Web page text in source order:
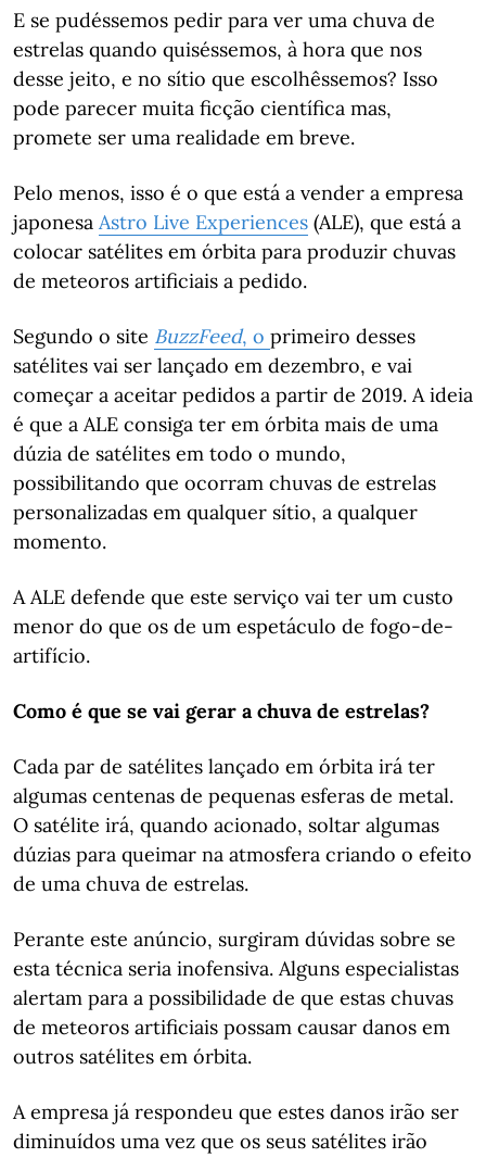
E se pudéssemos pedir para ver uma chuva de
estrelas quando quiséssemos, à hora que nos
desse jeito, e no sítio que escolhêssemos? Isso
pode parecer muita ficção científica mas,
promete ser uma realidade em breve.
Pelo menos, isso é o que está a vender a empresa
japonesa Astro Live Experiences (ALE), que está a
colocar satélites em órbita para produzir chuvas
de meteoros artificiais a pedido.
Segundo o site BuzzFeed, o primeiro desses
satélites vai ser lançado em dezembro, e vai
começar a aceitar pedidos a partir de 2019. A ideia
é que a ALE consiga ter em órbita mais de uma
dúzia de satélites em todo o mundo,
possibilitando que ocorram chuvas de estrelas
personalizadas em qualquer sítio, a qualquer
momento.
A ALE defende que este serviço vai ter um custo
menor do que os de um espetáculo de fogo-de-
artifício.
Como é que se vai gerar a chuva de estrelas?
Cada par de satélites lançado em órbita irá ter
algumas centenas de pequenas esferas de metal.
O satélite irá, quando acionado, soltar algumas
dúzias para queimar na atmosfera criando o efeito
de uma chuva de estrelas.
Perante este anúncio, surgiram dúvidas sobre se
esta técnica seria inofensiva. Alguns especialistas
alertam para a possibilidade de que estas chuvas
de meteoros artificiais possam causar danos em
outros satélites em órbita.
A empresa já respondeu que estes danos irão ser
diminuídos uma vez que os seus satélites irão